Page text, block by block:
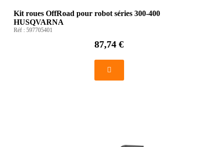
Kit roues OffRoad pour robot séries 300-400
HUSQVARNA
Réf : 597705401
87,74 €